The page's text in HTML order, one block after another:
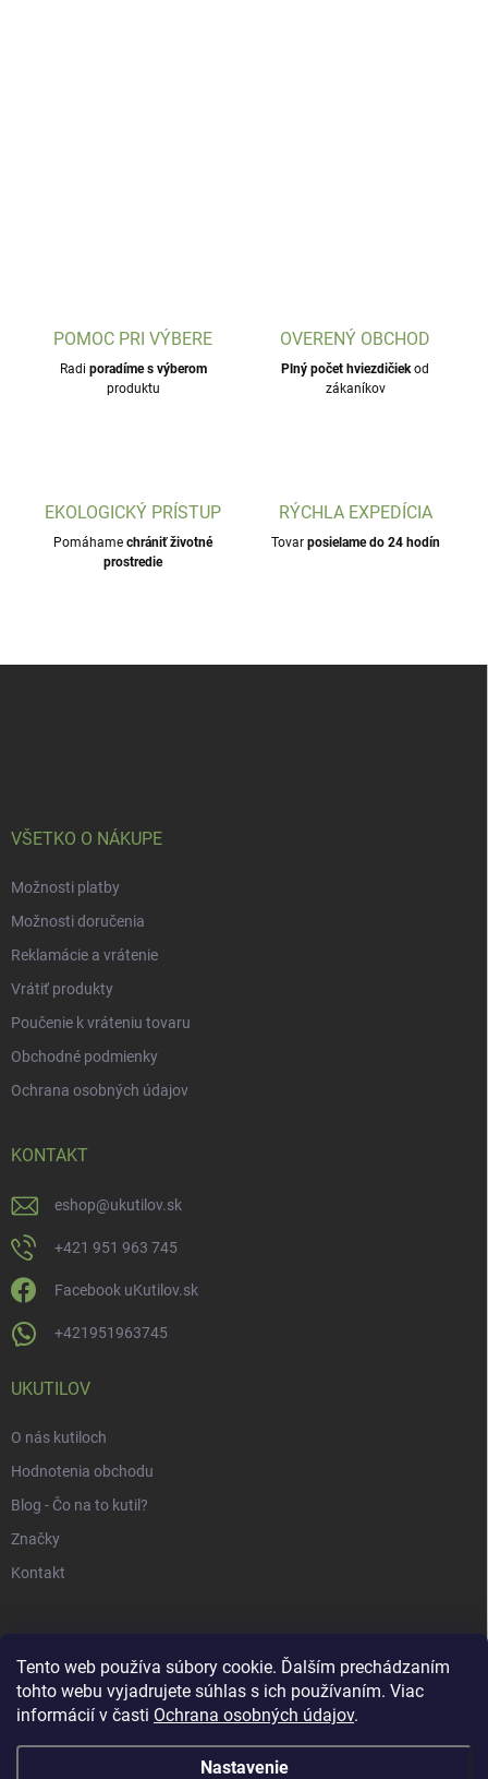
Tento web používa súbory cookie. Ďalším prechádzaním
tohto webu vyjadrujete súhlas s ich používaním. Viac
informácií v časti Ochrana osobných údajov.
Nastavenie
POMOC PRI VÝBERE
Radi poradíme s výberom
produktu
OVERENÝ OBCHOD
Plný počet hviezdičiekod
zákaníkov
EKOLOGICKÝ PRÍSTUP
Pomáhame chrániť životné
prostredie
RÝCHLA EXPEDÍCIA
Tovar posielame do 24 hodín
VŠETKO O NÁKUPE
Možnosti platby
Možnosti doručenia
Reklamácie a vrátenie
Vrátiť produkty
Poučenie k vráteniu tovaru
Obchodné podmienky
Ochrana osobných údajov
KONTAKT
eshop@ukutilov.sk
+421 951 963 745
Facebook uKutilov.sk
+421951963745
UKUTILOV
O nás kutiloch
Hodnotenia obchodu
Blog - Čo na to kutil?
Značky
Kontakt